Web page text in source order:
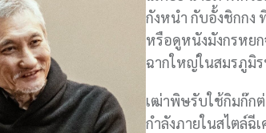
กังหนำ กับอั้งชิกกง
หรือดูหนังมังกรหยก
ฉากใหญ่ในสมรภูมิ
เฒ่าพิษรับใช้กิมก๊ก
กำลังภายในสไตล์ฉี